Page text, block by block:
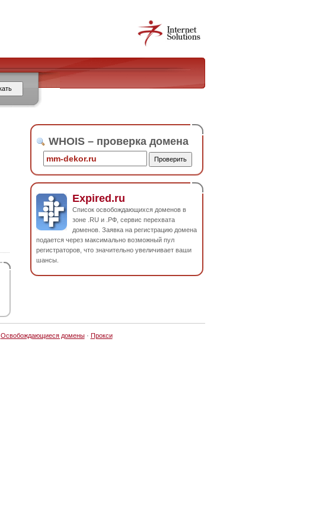
WHOIS – проверка домена
Expired.ru
Список освобождающихся доменов в
зоне .RU и .РФ, сервис перехвата
доменов. Заявка на регистрацию домена
подается через максимально возможный пул
регистраторов, что значительно увеличивает ваши
шансы.
Освобождающиеся домены· Прокси